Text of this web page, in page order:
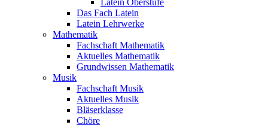
Latein Oberstufe
Das Fach Latein
Latein Lehrwerke
Mathematik
Fachschaft Mathematik
Aktuelles Mathematik
Grundwissen Mathematik
Musik
Fachschaft Musik
Aktuelles Musik
Bläserklasse
Chöre